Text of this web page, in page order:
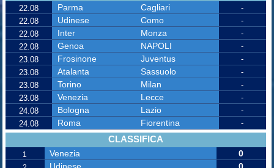
22.08 Parma Cagliari
-
22.08
Udinese Como
-
22.08
Inter Monza
-
22.08
Genoa NAPOLI
-
23.08
Frosinone Juventus
-
23.08
Atalanta Sassuolo
-
23.08
Torino Milan
-
23.08
Venezia Lecce
-
24.08
Bologna Lazio
-
24.08
Roma Fiorentina -
CLASSIFICA
1 Venezia 0